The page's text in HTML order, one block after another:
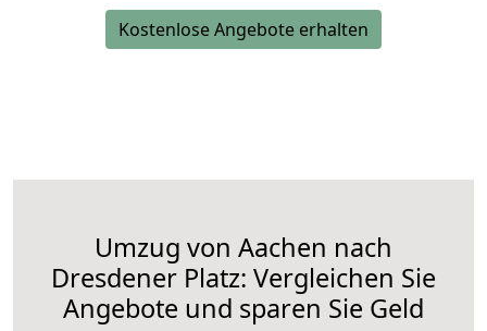
Kostenlose Angebote erhalten
Umzug von Aachen nach
Dresdener Platz: Vergleichen Sie
Angebote und sparen Sie Geld